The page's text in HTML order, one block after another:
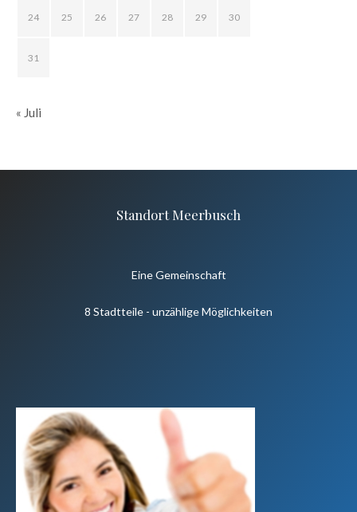
24 25 26 27 28 29 30
31
« Juli
Standort Meerbusch
Eine Gemeinschaft
8 Stadtteile - unzählige Möglichkeiten